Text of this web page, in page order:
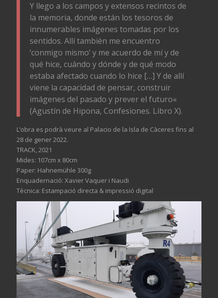
Yllego a los campos yextensos recintos de
la memoria, donde están los tesoros de
innumerables imágenes tomadas por los
sentidos. Allítambién me encuentro
‘conmigo mismo‘y me acuerdo de mí yde
qué hice, cuándo y dónde yde qué modo
estaba afectado cuando lo hice […] Y de allí
viene la capacidad de pensar, construir
imágenes del pasado y preverel futuro«
(Agustín de Hipona, Confesiones. Libro X).
L’obra es podrà veure al Palacio de la Isla de Càceres fins al
28 de gener 2022.
TRACK, 2021
Mides: 107cm x 80cm
Paper: Hahnemühle 300g
Enquadernació: Xavier Vaquer i Naudi
Tècnica: Estampació directa & impressió digital